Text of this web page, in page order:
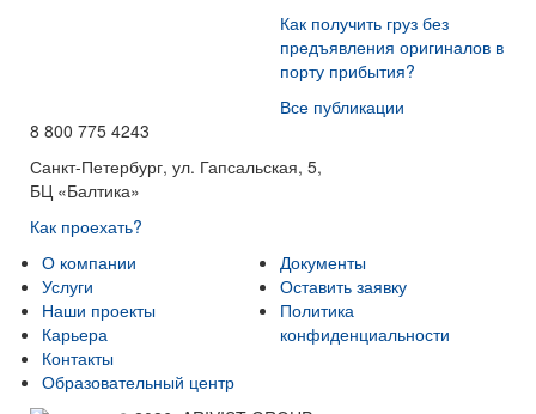
Как получить груз без
предъявления оригиналов в
порту прибытия?
Все публикации
8 800 775 4243
Санкт-Петербург, ул. Гапсальская, 5,
БЦ «Балтика»
Как проехать?
О компании
Услуги
Наши проекты
Карьера
Контакты
Образовательный центр
Документы
Оставить заявку
Политика
конфиденциальности